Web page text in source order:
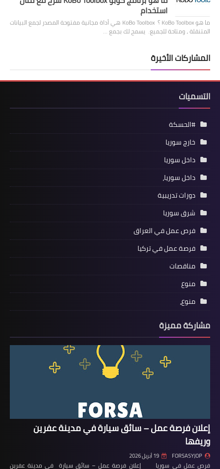
استخدام
ما هو KoBo Toolbox ؟ KoBo Toolbox هي أداة مجانية مفتوحة المصدر لجمع البيانات
المتنقلة ، ومتاحة للجميع. يسمح لك بجمع …
المشاركات الأخيرة
التسميات
#الحسكة
خارج سوريا
داخل سوريا
داخل سوريا،
دورات تدريبية
شرق سوريا
فرص عمل في العراق
فرصة عمل في تركيا
مناقصات
منوع
منوع،
مشاركة مميزة
إعلان فرصة عمل – سائق سيارة في مدينة عفرين
وريفها
FORSASYJOP 19 أبريل 2026
فرص عمل في سوريا إعلان فرصة عمل – سائق سيارة في مدينة عفرين